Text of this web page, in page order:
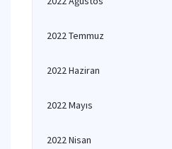
2022 Temmuz
2022 Haziran
2022 Mayıs
2022 Nisan